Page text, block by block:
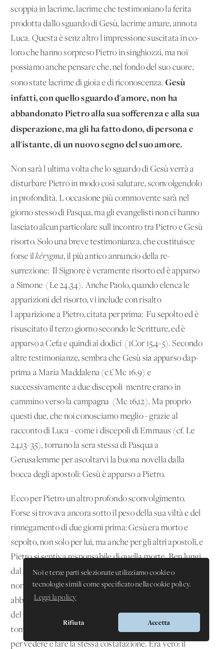
Noi e terze parti selezionate utilizziamo cookie o
tecnologie simili come specificato nella cookie policy.
Leggi la policy
Rifiuta Accetta
scoppia in lacrime, lacrime che testimo­niano la ferita
prodotta dallo sguardo di Gesù, lacrime amare, annota
Luca. Questa è senz'altro l'impressione suscitata in co­
loro che hanno sorpreso Pietro in singhiozzi, ma noi
possiamo anche pensare che, nel fondo del suo cuore,
sono state lacrime di gioia e di riconoscenza. Gesù
infatti, con quello sguardo d'a­more, non ha
abbandonato Pietro alla sua sofferenza e alla sua
disperazione, ma gli ha fatto dono, di persona e
all'istante, di un nuovo segno del suo amore.
Non sarà l'ultima volta che lo sguardo di Gesù verrà a
distur­bare Pietro in modo così salutare, sconvolgendolo
in profondi­tà. L'occasione più commovente sarà nel
giorno stesso di Pasqua, ma gli evangelisti non ci hanno
lasciato alcun particolare sull'in­contro tra Pietro e Gesù
risorto. Solo una breve testimonianza, che costituisce
forse ilkérygma, il più antico annuncio della re­
surrezione: 'Il Signore è veramente risorto ed è apparso
a Si­mone' (Le 24,34). Anche Paolo, quando elenca le
apparizioni del risorto, vi include con risalto
l'apparizione a Pietro, citata per prima: 'Fu sepolto ed è
risuscitato il terzo giorno secondo le Scritture, ed è
apparso a Cefa e quindi ai dodici' (1Cor 15,4-5). Secondo
altre testimonianze, sembra che Gesù sia apparso dap­
prima a Maria Maddalena (c£ Mc 16.9) e
successivamente a due discepoli 'mentre erano in
cammino verso la campagna' (Mc 16,12). Ma proprio
questi due, che noi conosciamo meglio - grazie al
racconto di Luca - come i discepoli di Emmaus (cf. Le
24,13-35), tornano la sera stessa di Pasqua a
Gerusalemme per ascoltarvi la buona novella dalla
bocca degli apostoli: Gesù è ap­parso a Pietro.
Ecco per Pietro un altro profondo sconvolgimento.
Forse si trovava ancora sotto il peso della sua viltà e del
rinnegamento di due giorni prima: Gesù era morto e
sepolto, non solo per lui, ma anche per gli altri apostoli, e
Pietro si sentiva responsabile di quella morte. Ben lungi
dal seguire Gesù fino alla morte, co­me aveva promesso
non senza temerarietà, l'aveva molto sem­plicemente
abbandonato e proprio nel momento più critico. Al­l'alba
del mattino di Pasqua c'era stato il problema della
tomba vuota, e Pietro vi era corso assieme a Giovanni,
per vedere e fare la stessa costatazione. Era vero: il